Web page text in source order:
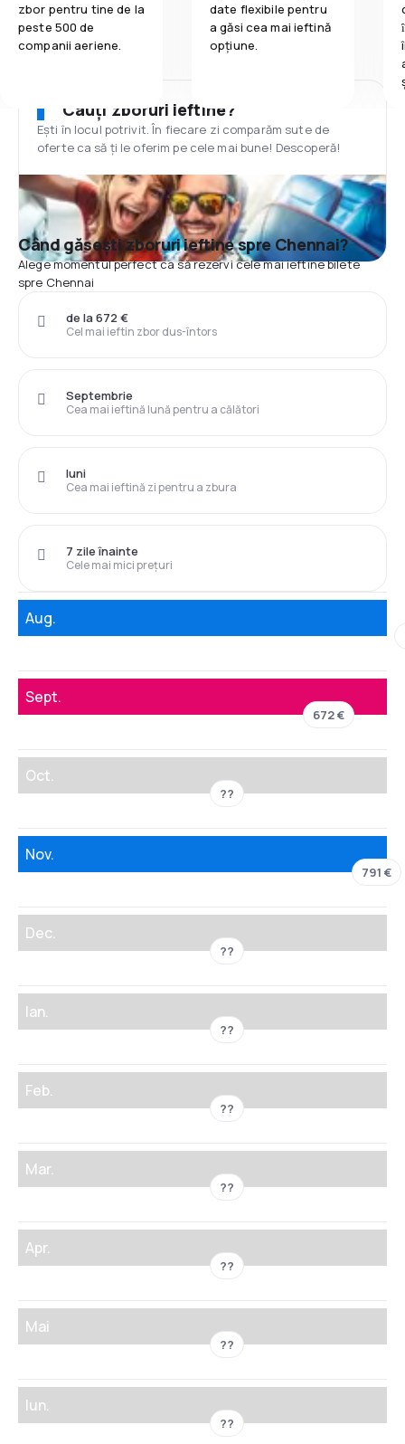
zbor pentru tine de la
peste 500 de
companii aeriene.
date flexibile pentru
a găsi cea mai ieftină
opțiune.
Cauți zboruri ieftine?
Ești în locul potrivit. În fiecare zi comparăm sute de
oferte ca să ți le oferim pe cele mai bune! Descoperă!
Când găsești zboruri ieftine spre Chennai?
Alege momentul perfect ca să rezervi cele mai ieftine bilete
spre Chennai
Cel mai ieftin zbor dus-întors
de la 672 €
Cea mai ieftină lună pentru a călători
Septembrie
Cea mai ieftină zi pentru a zbura
luni
Cele mai mici prețuri
7 zile înainte
Aug.
Sept.
672 €
Oct.
??
Nov.
791 €
Dec.
??
Ian.
??
Feb.
??
Mar.
??
Apr.
??
Mai
??
Iun.
??